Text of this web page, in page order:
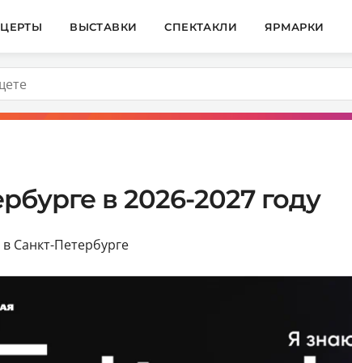
ВЫСТАВКИ СПЕКТАКЛИ ЯРМАРКИ
в 2026-2027 году
Санкт-Петербурге